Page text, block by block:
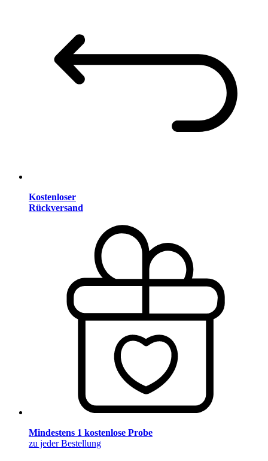
Kostenloser
Rückversand
Mindestens 1 kostenlose Probe
zu jeder Bestellung